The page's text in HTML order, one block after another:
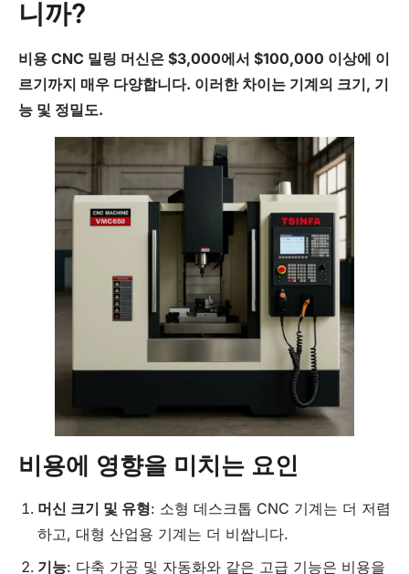
니까?
비용 CNC 밀링 머신은 $3,000에서 $100,000 이상에 이
르기까지 매우 다양합니다. 이러한 차이는 기계의 크기, 기
능 및 정밀도.
비용에 영향을 미치는 요인
머신 크기 및 유형: 소형 데스크톱 CNC 기계는 더 저렴
하고, 대형 산업용 기계는 더 비쌉니다.
기능: 다축 가공 및 자동화와 같은 고급 기능은 비용을